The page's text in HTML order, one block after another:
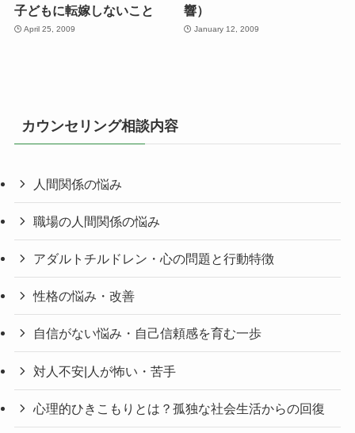
子どもに転嫁しないこと
April 25, 2009
響）
January 12, 2009
カウンセリング相談内容
人間関係の悩み
職場の人間関係の悩み
アダルトチルドレン・心の問題と行動特徴
性格の悩み・改善
自信がない悩み・自己信頼感を育む一歩
対人不安|人が怖い・苦手
心理的ひきこもりとは？孤独な社会生活からの回復